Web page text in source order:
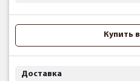
Купить
Доставка